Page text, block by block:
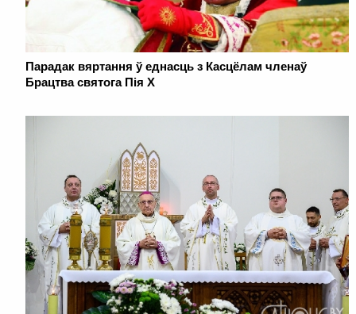
Парадак вяртання ў еднасць з Касцёлам членаў
Брацтва святога Пія X